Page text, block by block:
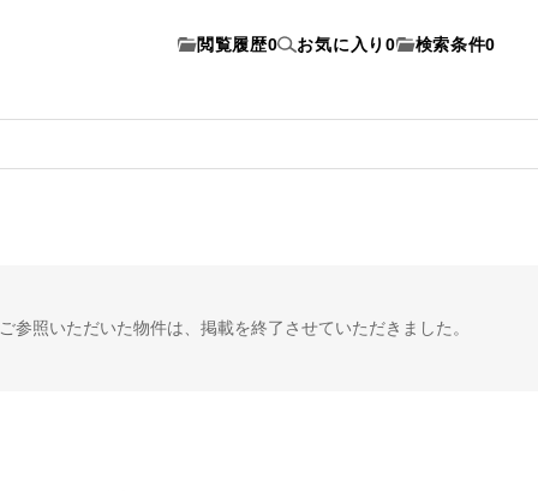
閲覧履歴0 お気に入り 0 検索条件0
ご参照いただいた物件は、 掲載を終了させていただきました。